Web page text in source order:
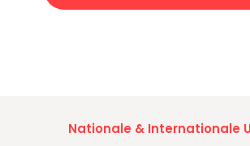
Nationale & Internationale